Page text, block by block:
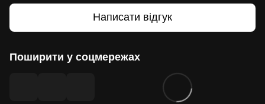
Написати відгук
Поширити у соцмережах